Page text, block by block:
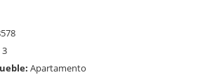
3
Apartamento